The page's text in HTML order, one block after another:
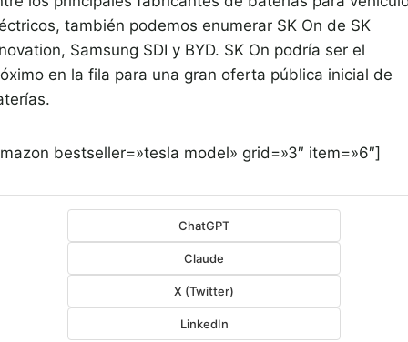
también podemos enumerar SK On de SK
Samsung SDI y BYD. SK On podría ser el
en la fila para una gran oferta pública inicial de
bestseller=»tesla model» grid=»3″ item=»6″]
ChatGPT
Claude
X (Twitter)
LinkedIn